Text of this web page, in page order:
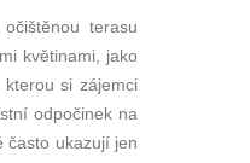
terasu
květinami, jako
si zájemci
odpočinek na
často ukazují jen